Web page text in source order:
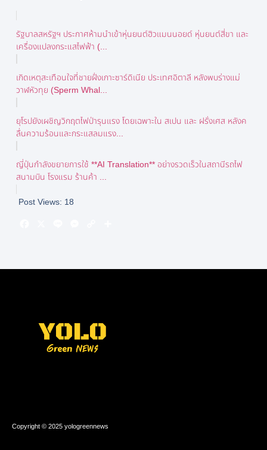
รัฐบาลสหรัฐฯ ประกาศห้ามนำเข้าหุ่นยนต์ฮิวแมนนอยด์ หุ่นยนต์สี่ขา และ
เครื่องแปลงกระแสไฟฟ้า (...
เกิดเหตุสะเทือนใจที่ชายฝั่งเกาะซาร์ดิเนีย ประเทศอิตาลี หลังพบร่างแม่
วาฬหัวทุย (Sperm Whal...
ยุโรปยังเผชิญวิกฤตไฟป่ารุนแรง โดยเฉพาะใน สเปน และ ฝรั่งเศส หลังค
ลื่นความร้อนและกระแสลมแรง...
ญี่ปุ่นกำลังขยายการใช้ **AI Translation** อย่างรวดเร็วในสถานีรถไฟ
สนามบิน โรงแรม ร้านค้า ...
Post Views: 18
Copyright © 2025 yologreennews